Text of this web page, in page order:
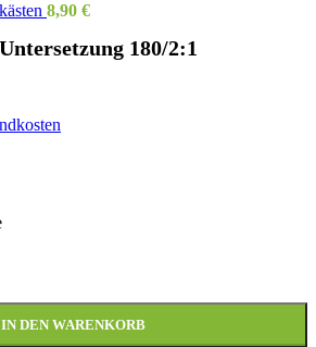
8,90 €
180/2:1
180/2:1 Menge
IN DEN WARENKORB